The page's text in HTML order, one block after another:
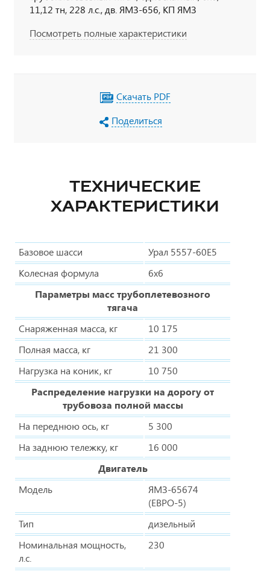
11,12 тн, 228 л.с., дв. ЯМЗ-656, КП ЯМЗ
Посмотреть полные характеристики
Скачать PDF
Поделиться
ТЕХНИЧЕСКИЕ
ХАРАКТЕРИСТИКИ
Базовое шасси
Урал 5557-60Е5
Колесная формула
6х6
Параметры масс трубоплетевозного
тягача
Снаряженная масса, кг
10 175
Полная масса, кг
21 300
Нагрузка на коник, кг
10 750
Распределение нагрузки на дорогу от
трубовоза полной массы
На переднюю ось, кг
5 300
На заднюю тележку, кг
16 000
Двигатель
Модель
ЯМЗ-65674
(ЕВРО-5)
Тип
дизельный
Номинальная мощность,
л.с.
230